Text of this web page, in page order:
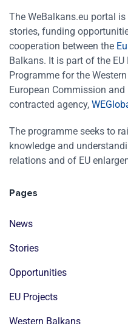
The WeBalkans.eu portal
stories, funding
cooperation between the
Balkans. It is part of the
Programme for the
European Commission
contracted agency,
The programme seeks to
knowledge and
relations and of EU
Pages
News
Stories
Opportunities
EU Projects
Western Balkans